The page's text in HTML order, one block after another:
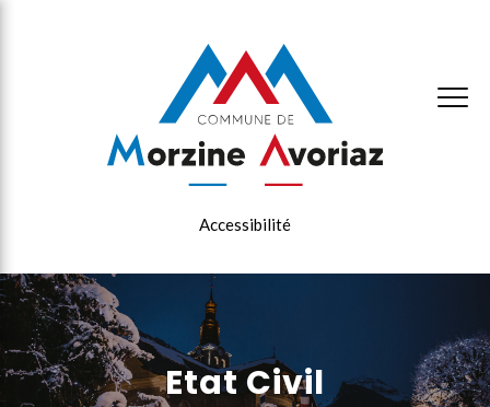
Accessibilité
Etat Civil